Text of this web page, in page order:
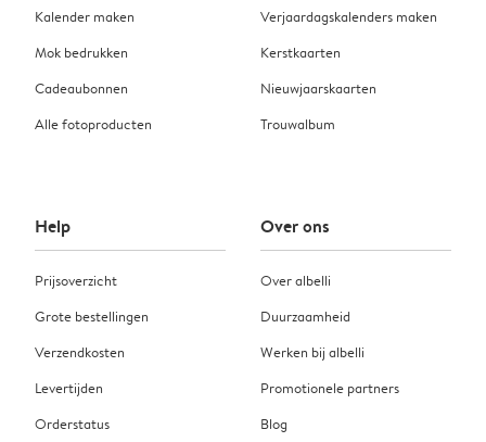
Kalender maken
Mok bedrukken
Cadeaubonnen
Alle fotoproducten
Verjaardagskalenders maken
Kerstkaarten
Nieuwjaarskaarten
Trouwalbum
Help
Prijsoverzicht
Grote bestellingen
Verzendkosten
Levertijden
Orderstatus
Over ons
Over albelli
Duurzaamheid
Werken bij albelli
Promotionele partners
Blog